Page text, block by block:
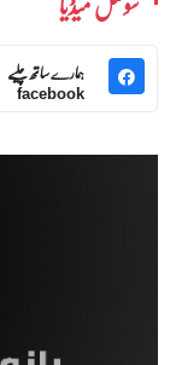
ہمارے ساتھ چلیے
facebook